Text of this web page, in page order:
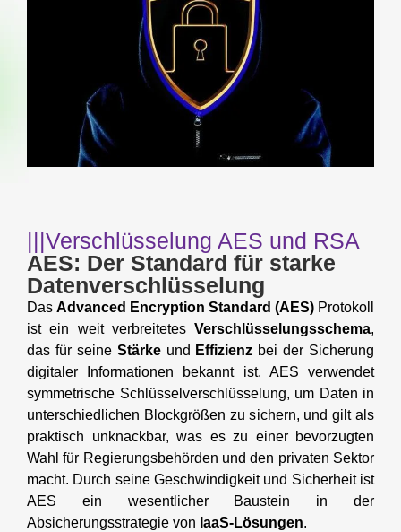
|||Verschlüsselung AES und RSA
AES: Der Standard für starke
Datenverschlüsselung
Das Advanced Encryption Standard (AES) Protokoll
ist ein weit verbreitetes Verschlüsselungsschema,
das für seine Stärkeund Effizienz bei der Sicherung
digitaler Informationen bekannt ist. AES verwendet
symmetrische Schlüsselverschlüsselung, um Daten in
unterschiedlichen Blockgrößen zu sichern, und gilt als
praktisch unknackbar, was es zu einer bevorzugten
Wahl für Regierungsbehörden und den privaten Sektor
macht. Durch seine Geschwindigkeit und Sicherheit ist
AES ein wesentlicher Baustein in der
Absicherungsstrategie von IaaS-Lösungen.